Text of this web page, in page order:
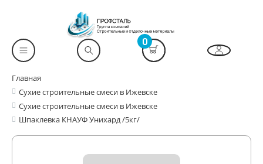
0
Главная
Сухие строительные смеси в Ижевске
Сухие строительные смеси в Ижевске
Шпаклевка КНАУФ Унихард /5кг/